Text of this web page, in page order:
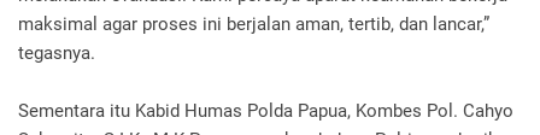
maksimal agar proses ini berjalan aman, tertib, dan lancar,”
tegasnya.
Sementara itu Kabid Humas Polda Papua, Kombes Pol. Cahyo